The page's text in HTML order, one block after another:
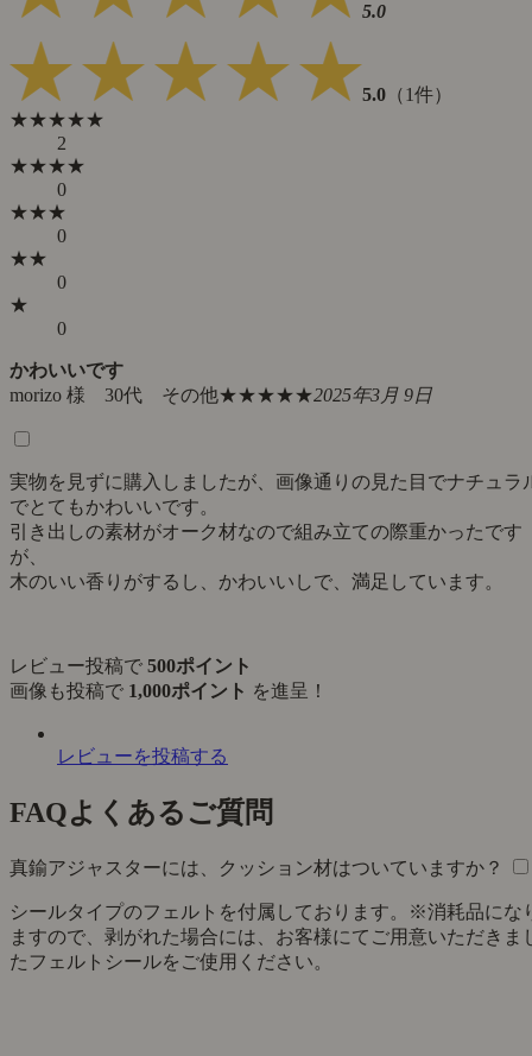
5.0
5.0 （1件）
★★★★★
2
★★★★
0
★★★
0
★★
0
★
0
かわいいです
morizo 様 30代 その他★★★★★2025年3月 9日
実物を見ずに購入しましたが、画像通りの見た目でナチュラ
でとてもかわいいです。
引き出しの素材がオーク材なので組み立ての際重かったです
が、
木のいい香りがするし、かわいいしで、満足しています。
レビュー投稿で 500ポイント
画像も投稿で 1,000ポイント を進呈！
レビューを投稿する
FAQよくあるご質問
真鍮アジャスターには、クッション材はついていますか？
シールタイプのフェルトを付属しております。※消耗品にな
ますので、剥がれた場合には、お客様にてご用意いただきま
たフェルトシールをご使用ください。